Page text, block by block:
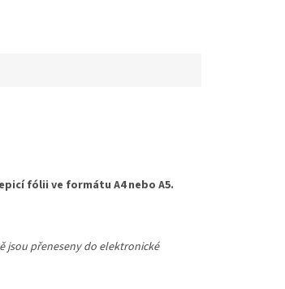
fólii ve formátu A4 nebo A5.
jsou přeneseny do elektronické